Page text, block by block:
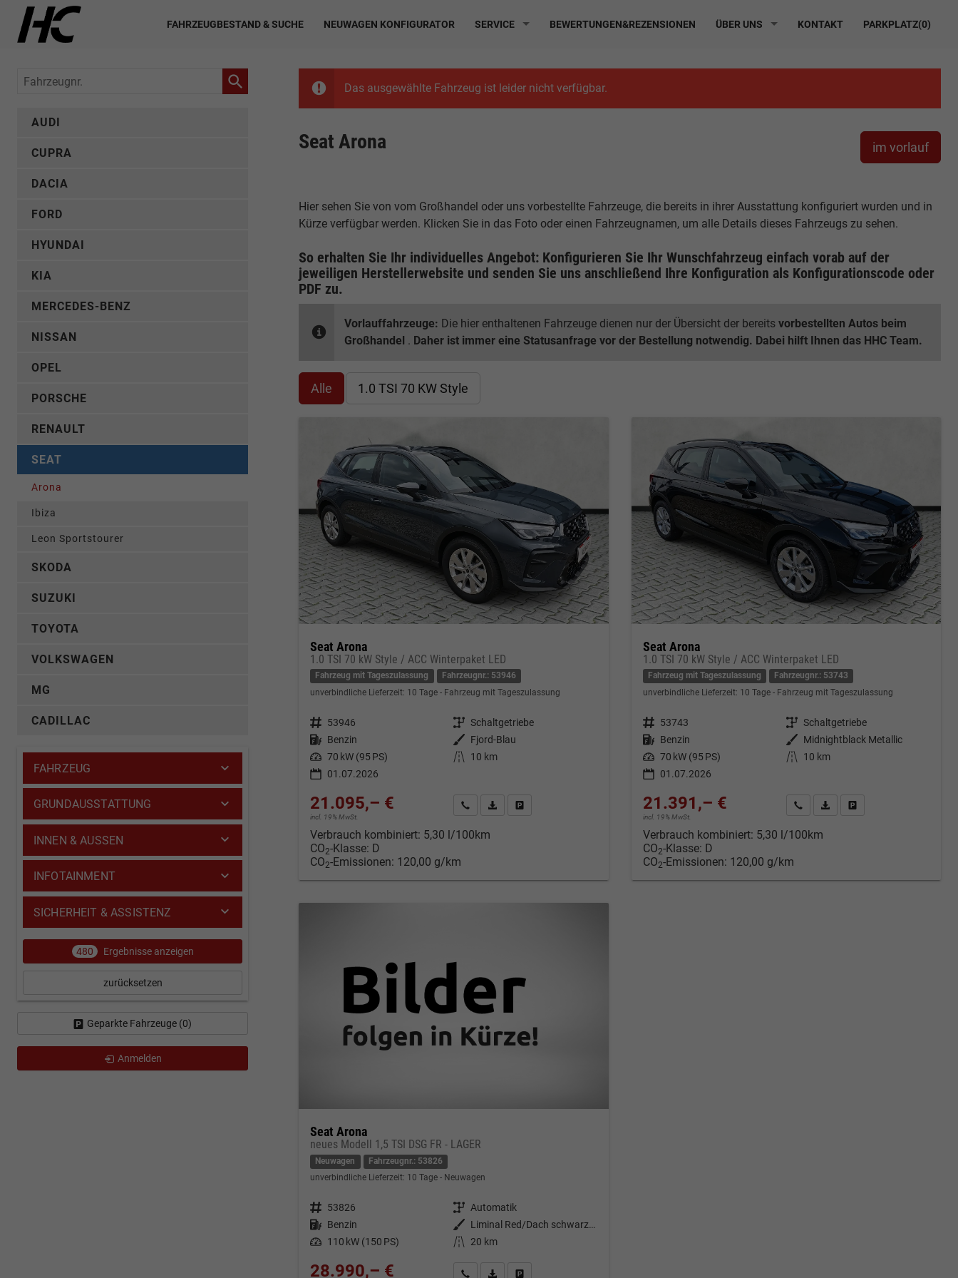
FAHRZEUGBESTAND & SUCHE NEUWAGEN KONFIGURATOR SERVICE BEWERTUNGEN&REZENSIONEN ÜBER UNS KONTAKT PARKPLATZ(0)
Das ausgewählte Fahrzeug ist leider nicht verfügbar.
im vorlauf
Seat Arona
Hier sehen Sie von vom Großhandel oder uns vorbestellte Fahrzeuge, die bereits in ihrer Ausstattung konfiguriert wurden und in
Kürze verfügbar werden. Klicken Sie in das Foto oder einen Fahrzeugnamen, um alle Details dieses Fahrzeugs zu sehen.
So erhalten Sie Ihr individuelles Angebot: Konfigurieren Sie Ihr Wunschfahrzeug einfach vorab auf der
jeweiligen Herstellerwebsite und senden Sie uns anschließend Ihre Konfiguration als Konfigurationscode oder
PDF zu.
Vorlauffahrzeuge: Die hier enthaltenen Fahrzeuge dienen nur der Übersicht der bereitsvorbestellten Autos beim
Großhandel . Daher ist immer eine Statusanfrage vor der Bestellung notwendig. Dabei hilft Ihnen das HHC Team.
Alle 1.0 TSI 70 KW Style
Seat Arona
1.0 TSI 70 kW Style / ACC Winterpaket LED
Fahrzeug mit Tageszulassung
Fahrzeugnr.: 53946
unverbindliche Lieferzeit: 10 Tage Fahrzeug mit Tageszulassung
Fahrzeugnr. 53946 Getriebe Schaltgetriebe
Kraftstoff Benzin Außenfarbe Fjord-Blau
Leistung 70 kW (95 PS) Kilometerstand
10 km
01.07.2026
21.095,– €
incl. 19% MwSt.
Kontakt & Angebot anfordern
PDF-Datei, Fahrzeugexposé drucken
Fahrzeug merken/Expose drucken
Verbrauch kombiniert: 5,30 l/100km
CO2-Klasse: D
CO2-Emissionen: 120,00 g/km
Seat Arona
1.0 TSI 70 kW Style / ACC Winterpaket LED
Fahrzeug mit Tageszulassung
Fahrzeugnr.: 53743
unverbindliche Lieferzeit: 10 Tage Fahrzeug mit Tageszulassung
Fahrzeugnr. 53743 Getriebe Schaltgetriebe
Kraftstoff Benzin Außenfarbe Midnightblack Metallic
Leistung 70 kW (95 PS) Kilometerstand
10 km
01.07.2026
21.391,– €
incl. 19% MwSt.
Kontakt & Angebot anfordern
PDF-Datei, Fahrzeugexposé
Fahrzeug merken/Expose
Verbrauch kombiniert: 5,30 l/100km
CO2-Klasse: D
CO2-Emissionen: 120,00 g/km
Seat Arona
neues Modell 1,5 TSI DSG FR - LAGER
Neuwagen
Fahrzeugnr.: 53826
unverbindliche Lieferzeit: 10 Tage Neuwagen
Fahrzeugnr. 53826 Getriebe Automatik
Kraftstoff Benzin Außenfarbe
Liminal Red/Dach schwarz Metallic (S60E)
Leistung 110 kW (150 PS) Kilometerstand 20 km
28.990,– € Kontakt & Angebot anfordern
PDF-Datei, Fahrzeugexposé drucken
Fahrzeugnr.
AUDI
CUPRA
DACIA
FORD
HYUNDAI
KIA
MERCEDES-BENZ
NISSAN
OPEL
PORSCHE
RENAULT
SEAT
Arona
Ibiza
Leon Sportstourer
SKODA
SUZUKI
TOYOTA
VOLKSWAGEN
MG
CADILLAC
FAHRZEUG
GRUNDAUSSTATTUNG
INNEN & AUSSEN
INFOTAINMENT
SICHERHEIT & ASSISTENZ
480 Ergebnisse anzeigen
zurücksetzen
Geparkte Fahrzeuge (0)
Anmelden